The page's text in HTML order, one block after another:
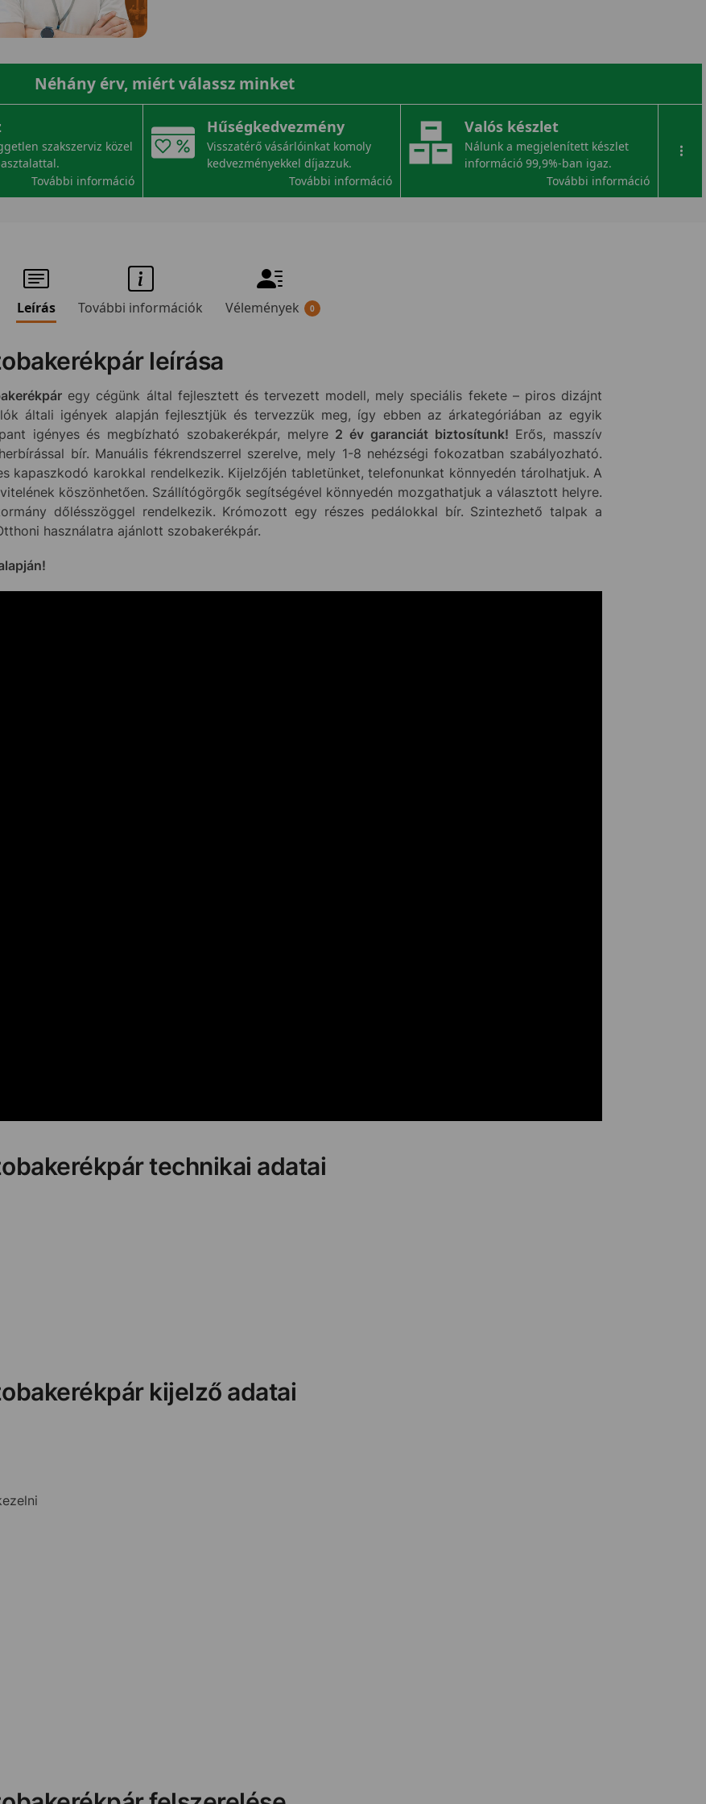
Néhány érv, miért válassz minket
szakszerviz közel
További információ
Hűségkedvezmény
Visszatérő vásárlóinkat komoly
kedvezményekkel díjazzuk.
További információ
Valós készlet
Nálunk a megjelenített készlet
információ 99,9%-ban igaz.
További információ
...
Leírás További információk Vélemények 0
leírása
egy cégünk által fejlesztett és tervezett modell, mely speciális fekete – piros dizájnt
általi igények alapján fejlesztjük és tervezzük meg, így ebben az árkategóriában az egyik
igényes és megbízható szobakerékpár, melyre 2 év garanciát biztosítunk! Erős, masszív
bír. Manuális fékrendszerrel szerelve, mely 1-8 nehézségi fokozatban szabályozható.
kapaszkodó karokkal rendelkezik. Kijelzőjén tabletünket, telefonunkat könnyedén tárolhatjuk. A
köszönhetően. Szállítógörgők segítségével könnyedén mozgathatjuk a választott helyre.
dőlésszöggel rendelkezik. Krómozott egy részes pedálokkal bír. Szintezhető talpak a
használatra ajánlott szobakerékpár.
technikai adatai
kijelző adatai